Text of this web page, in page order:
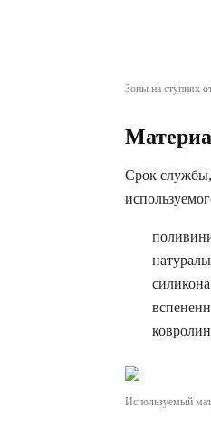
Зоны на ступнях
Срок службы,
Используемый